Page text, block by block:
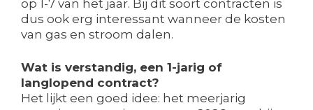
op 1-7 van het jaar. Bij dit soort contracten is
dus ook erg interessant wanneer de kosten
van gas en stroom dalen.
Wat is verstandig, een 1-jarig of
langlopend contract?
Het lijkt een goed idee: het meerjarig